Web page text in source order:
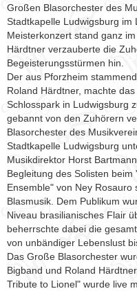
Großen Blasorchester des
Stadtkapelle Ludwigsburg
Meisterkonzert stand ganz
Härdtner verzauberte die
Begeisterungsstürmen hin.
Der aus Pforzheim
Roland Härdtner, machte
Schlosspark in Ludwigsburg
gebannt von den Zuhörern
Blasorchester des
Stadtkapelle Ludwigsburg
Musikdirektor Horst
Begleitung des Solisten
Ensemble" von Ney Rosauro
Blasmusik. Dem Publikum
Niveau brasilianisches Flair
beherrschte dabei die
von unbändiger Lebenslust
Das Große Blasorchester
Bigband und Roland
Tribute to Lionel" wurde live